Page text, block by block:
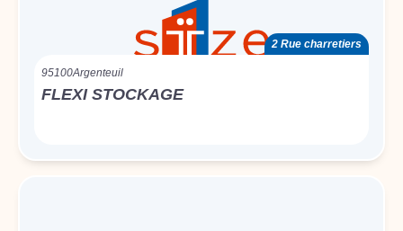
2 Rue charretiers
95100Argenteuil
FLEXI STOCKAGE